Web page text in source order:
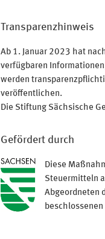
Transparenzhinweis
Ab 1. Januar 2023 hat
verfügbaren
werden
veröffentlichen.
Die Stiftung Sächsische
Gefördert durch
Diese
Steuermitteln
Abgeordneten